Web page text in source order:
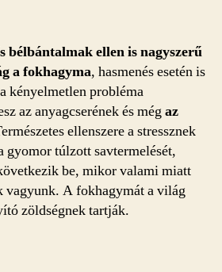
bélbántalmak ellen is nagyszerű
a fokhagyma, hasmenés esetén is
kényelmetlen probléma
az anyagcserének és mégaz
ellenszere a stressznek
gyomor túlzott savtermelését,
be, mikor valami miatt
vagyunk. A fokhagymát a világ
zöldségnek tartják.